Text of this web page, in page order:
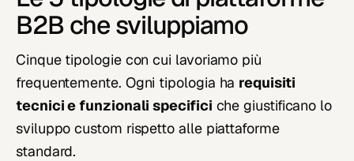
B2B che sviluppiamo
Cinque tipologie con cui lavoriamo più
frequentemente. Ogni tipologia ha requisiti
tecnici e funzionali specifici che giustificano lo
sviluppo custom rispetto alle piattaforme
standard.